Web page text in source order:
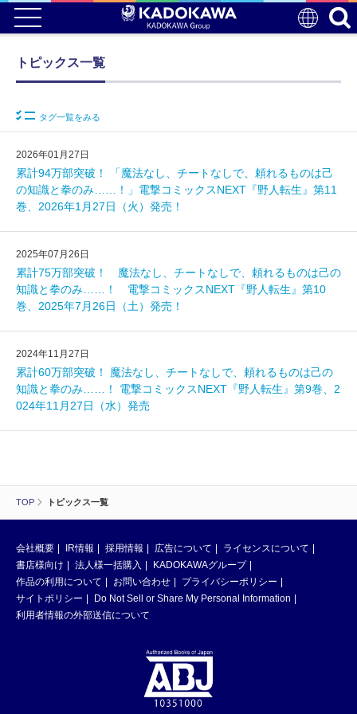
TOP トピックス一覧
トピックス一覧
タグ一覧をみる
2026年01月27日
累計94万部突破！ 「魔法なし、チートなしで、頼れるものは己
の知識と拳のみ……！」電撃コミックスNEXT『野人転生』第11
巻、2026年1月27日（火）発売！
2025年07月26日
累計75万部突破！ 魔法なし、チートなしで、頼れるものは己の
知識と拳のみ……！ 電撃コミックスNEXT『野人転生』第10
巻、2025年7月26日（土）発売！
2024年11月27日
累計60万部突破！ 魔法なし、チートなしで、頼れるものは己の
知識と拳のみ……！ 電撃コミックスNEXT『野人転生』第9巻、2
024年11月27日（水）発売
会社概要 IR情報 採用情報 広告について
ライセンスについて
書店様向け
法人様一括購入
KADOKAWAグループ
作品の利用について
お問い合わせ
プライバシーポリシー
サイトポリシー
Do Not Sell or Share My Personal Information
利用者情報の外部送信について